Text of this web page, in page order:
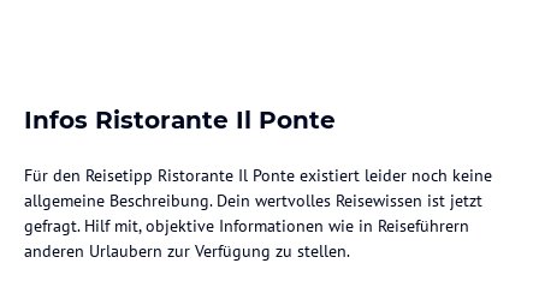
Infos Ristorante Il Ponte
Für den Reisetipp Ristorante Il Ponte existiert leider noch keine
allgemeine Beschreibung. Dein wertvolles Reisewissen ist jetzt
gefragt. Hilf mit, objektive Informationen wie in Reiseführern
anderen Urlaubern zur Verfügung zu stellen.